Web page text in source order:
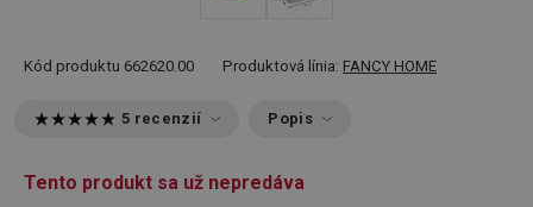
Kód produktu 662620.00 Produktová línia: FANCY HOME
5 recenzií Popis
Tento produkt sa už nepredáva